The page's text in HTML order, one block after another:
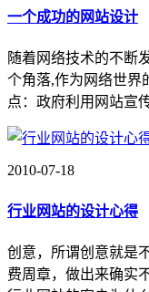
随着网络技术的不断
点：政府利用网站宣
费周章，做出来确实
行业网站的客户为什